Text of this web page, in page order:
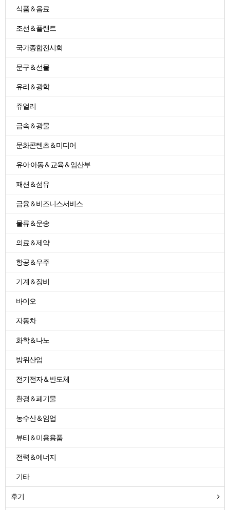
식품＆음료
조선＆플랜트
국가종합전시회
문구＆선물
유리＆광학
쥬얼리
금속＆광물
문화콘텐츠＆미디어
유아·아동＆교육＆임산부
패션＆섬유
금융＆비즈니스서비스
물류＆운송
의료＆제약
항공＆우주
기계＆장비
바이오
자동차
화학＆나노
방위산업
전기전자＆반도체
환경＆폐기물
농수산＆임업
뷰티＆미용용품
전력＆에너지
기타
후기